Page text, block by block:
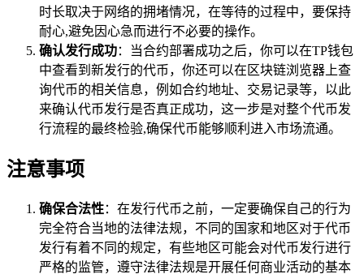
时长取决于网络的拥堵情况，在等待的过程中，要保持
耐心,避免因心急而进行不必要的操作。
确认发行成功：当合约部署成功之后，你可以在TP钱包
中查看到新发行的代币，你还可以在区块链浏览器上查
询代币的相关信息，例如合约地址、交易记录等，以此
来确认代币发行是否真正成功，这一步是对整个代币发
行流程的最终检验,确保代币能够顺利进入市场流通。
注意事项
确保合法性：在发行代币之前，一定要确保自己的行为
完全符合当地的法律法规，不同的国家和地区对于代币
发行有着不同的规定，有些地区可能会对代币发行进行
严格的监管，遵守法律法规是开展任何商业活动的基本